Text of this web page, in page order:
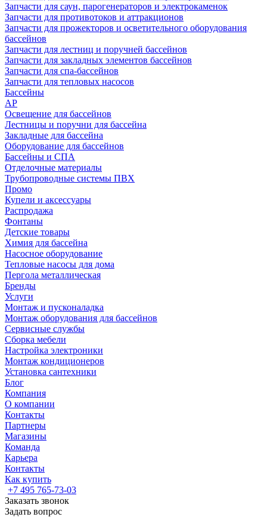
Запчасти для саун, парогенераторов и электрокаменок
Запчасти для противотоков и аттракционов
Запчасти для прожекторов и осветительного оборудования
бассейнов
Запчасти для лестниц и поручней бассейнов
Запчасти для закладных элементов бассейнов
Запчасти для спа-бассейнов
Запчасти для тепловых насосов
Бассейны
AP
Освещение для бассейнов
Лестницы и поручни для бассейна
Закладные для бассейна
Оборудование для бассейнов
Бассейны и СПА
Отделочные материалы
Трубопроводные системы ПВХ
Промо
Купели и аксессуары
Распродажа
Фонтаны
Детские товары
Химия для бассейна
Насосное оборудование
Тепловые насосы для дома
Пергола металлическая
Бренды
Услуги
Монтаж и пусконаладка
Монтаж оборудования для бассейнов
Сервисные службы
Сборка мебели
Настройка электроники
Монтаж кондиционеров
Установка сантехники
Блог
Компания
О компании
Контакты
Партнеры
Магазины
Команда
Карьера
Контакты
Как купить
+7 495 765-73-03
Заказать звонок
Задать вопрос